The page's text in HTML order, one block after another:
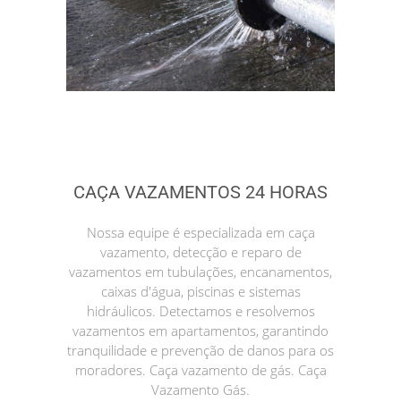
CAÇA VAZAMENTOS 24 HORAS
Nossa equipe é especializada em caça
vazamento, detecção e reparo de
vazamentos em tubulações, encanamentos,
caixas d'água, piscinas e sistemas
hidráulicos. Detectamos e resolvemos
vazamentos em apartamentos, garantindo
tranquilidade e prevenção de danos para os
moradores. Caça vazamento de gás. Caça
Vazamento Gás.